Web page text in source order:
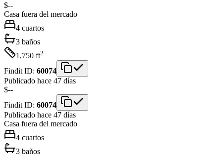
$--
Casa fuera del mercado
4 cuartos
3 baños
1,750 ft2
Findit ID: 60074
Publicado hace 47 días
$--
Findit ID: 60074
Publicado hace 47 días
Casa fuera del mercado
4 cuartos
3 baños